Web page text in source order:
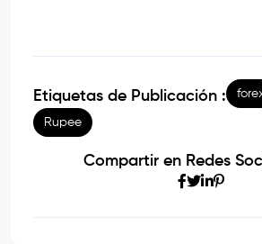
Etiquetas de Publicación :
Rupee
Compartir en Redes